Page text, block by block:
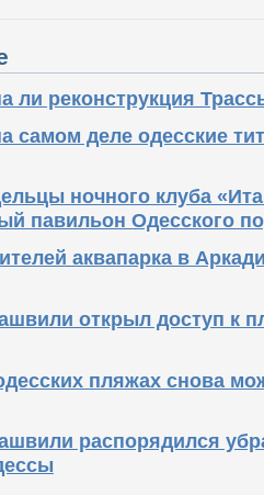
ли реконструкция
самом деле одесские
ночного клуба
павильон Одесского
аквапарка в
открыл доступ к
пляжах снова
распорядился